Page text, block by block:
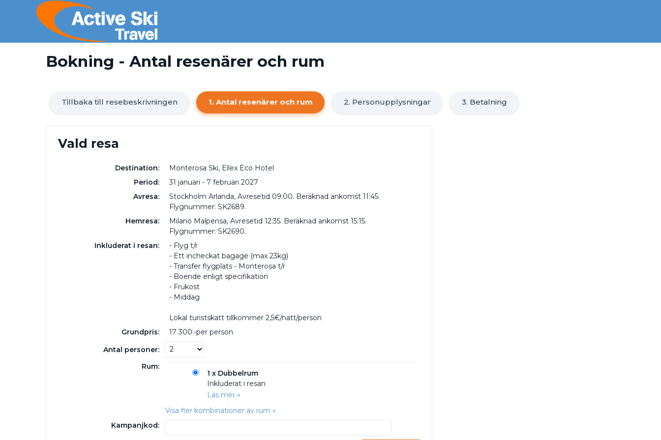
Bokning - Antal resenärer och rum
Tillbaka till resebeskrivningen 1. Antal resenärer och rum 2. Personupplysningar 3. Betalning
Vald resa
Destination:
Monterosa Ski, Ellex Eco Hotel
Period:
31 januari - 7 februari 2027
Avresa:
Stockholm Arlanda, Avresetid 09:00. Beräknad ankomst 11:45.
Flygnummer: SK2689.
Hemresa:
Milano Malpensa, Avresetid 12:35. Beräknad ankomst 15:15.
Flygnummer: SK2690.
Inkluderat i resan:
- Flyg t/r
- Ett incheckat bagage (max 23kg)
- Transfer flygplats - Monterosa t/r
- Boende enligt specifikation
- Frukost
- Middag
Lokal turistskatt tillkommer 2,5€/natt/person
Grundpris:
17 300:-per person
Antal personer:
Rum:
1 x Dubbelrum
Inkluderat i resan
Läs mer »
Visa fler kombinationer av rum »
Kampanjkod: